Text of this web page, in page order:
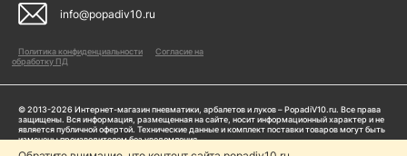
info@popadiv10.ru
Политика конфиденциальности
Согласие на
обработку ПД
© 2013-2026 Интернет-магазин пневматики, арбалетов и луков – PopadiV10.ru. Все права
защищены. Вся информация, размещенная на сайте, носит информационный характер и не
является публичной офертой. Технические данные и комплект поставки товаров могут быть
изменены производителем без уведомления